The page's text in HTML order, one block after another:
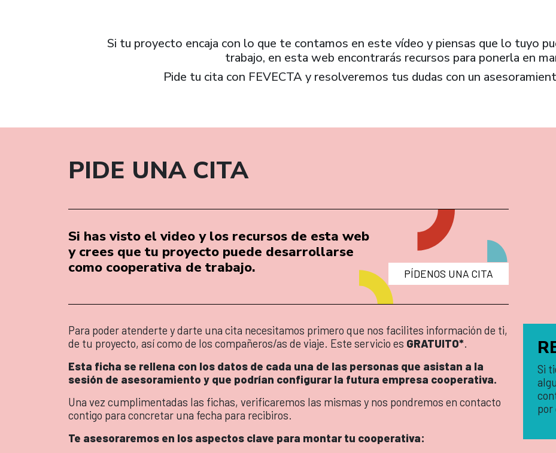
Si tu proyecto encaja con lo que te contamos en este vídeo y piensas que lo tuyo
trabajo, en esta web encontrarás recursos para ponerla en
Pide tu cita con FEVECTA y resolveremos tus dudas con un
PIDE UNA CITA
Si has visto el video y los recursos de esta web
y crees que tu proyecto puede desarrollarse
como cooperativa de trabajo.
PÍDENOS UNA CITA
Para poder atenderte y darte una cita necesitamos primero que nos facilites información de ti,
de tu proyecto, así como de los compañeros/as de viaje. Este servicio es GRATUITO*.
Esta ficha se rellena con los datos de cada una de las personas que asistan a la
sesión de asesoramiento y que podrían configurar la futura empresa cooperativa.
Una vez cumplimentadas las fichas, verificaremos las mismas y nos pondremos en contacto
contigo para concretar una fecha para recibiros.
Te asesoraremos en los aspectos clave para montar tu cooperativa:
Si
por